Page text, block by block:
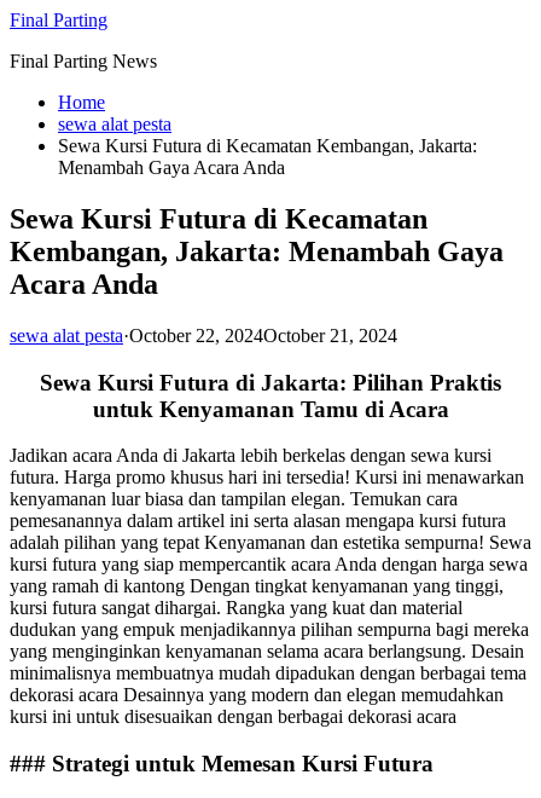
Skip
content
Final Parting
Final Parting News
Home
sewa alat pesta
Sewa Kursi Futura di Kecamatan Kembangan, Jakarta:
Menambah Gaya Acara Anda
Sewa Kursi Futura di Kecamatan
Kembangan, Jakarta: Menambah Gaya
Acara Anda
sewa alat pesta·October 22, 2024October 21, 2024
Sewa Kursi Futura di Jakarta: Pilihan Praktis
untuk Kenyamanan Tamu di Acara
Jadikan acara Anda di Jakarta lebih berkelas dengan sewa kursi
futura. Harga promo khusus hari ini tersedia! Kursi ini menawarkan
kenyamanan luar biasa dan tampilan elegan. Temukan cara
pemesanannya dalam artikel ini serta alasan mengapa kursi futura
adalah pilihan yang tepat Kenyamanan dan estetika sempurna! Sewa
kursi futura yang siap mempercantik acara Anda dengan harga sewa
yang ramah di kantong Dengan tingkat kenyamanan yang tinggi,
kursi futura sangat dihargai. Rangka yang kuat dan material
dudukan yang empuk menjadikannya pilihan sempurna bagi mereka
yang menginginkan kenyamanan selama acara berlangsung. Desain
minimalisnya membuatnya mudah dipadukan dengan berbagai tema
dekorasi acara Desainnya yang modern dan elegan memudahkan
kursi ini untuk disesuaikan dengan berbagai dekorasi acara
### Strategi untuk Memesan Kursi Futura